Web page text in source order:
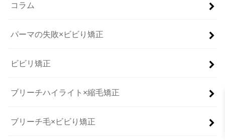
コラム
パーマの失敗×ビビり矯正
ビビリ矯正
ブリーチハイライト×縮毛矯正
ブリーチ毛×ビビり矯正